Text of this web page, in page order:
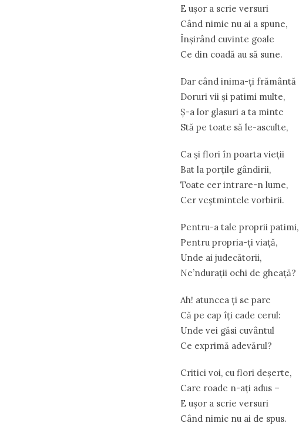
E ușor a scrie versuri
Când nimic nu ai a spune,
Înșirând cuvinte goale
Ce din coadă au să sune.
Dar când inima-ți frământă
Doruri vii și patimi multe,
Ș-a lor glasuri a ta minte
Stă pe toate să le-asculte,
Ca și flori în poarta vieții
Bat la porțile gândirii,
Toate cer intrare-n lume,
Cer veștmintele vorbirii.
Pentru-a tale proprii patimi,
Pentru propria-ți viață,
Unde ai judecătorii,
Ne’ndurații ochi de gheață?
Ah! atuncea ți se pare
Că pe cap îți cade cerul:
Unde vei găsi cuvântul
Ce exprimă adevărul?
Critici voi, cu flori deșerte,
Care roade n-ați adus –
E ușor a scrie versuri
Când nimic nu ai de spus.